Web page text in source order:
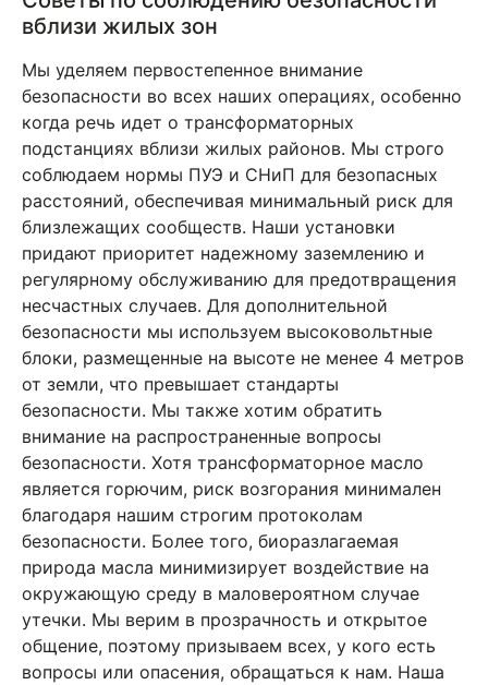
вблизи жилых зон
Мы уделяем первостепенное внимание
безопасности во всех наших операциях, особенно
когда речь идет о трансформаторных
подстанциях вблизи жилых районов. Мы строго
соблюдаем нормы ПУЭ и СНиП для безопасных
расстояний, обеспечивая минимальный риск для
близлежащих сообществ. Наши установки
придают приоритет надежному заземлению и
регулярному обслуживанию для предотвращения
несчастных случаев. Для дополнительной
безопасности мы используем высоковольтные
блоки, размещенные на высоте не менее 4 метров
от земли, что превышает стандарты
безопасности. Мы также хотим обратить
внимание на распространенные вопросы
безопасности. Хотя трансформаторное масло
является горючим, риск возгорания минимален
благодаря нашим строгим протоколам
безопасности. Более того, биоразлагаемая
природа масла минимизирует воздействие на
окружающую среду в маловероятном случае
утечки. Мы верим в прозрачность и открытое
общение, поэтому призываем всех, у кого есть
вопросы или опасения, обращаться к нам. Наша